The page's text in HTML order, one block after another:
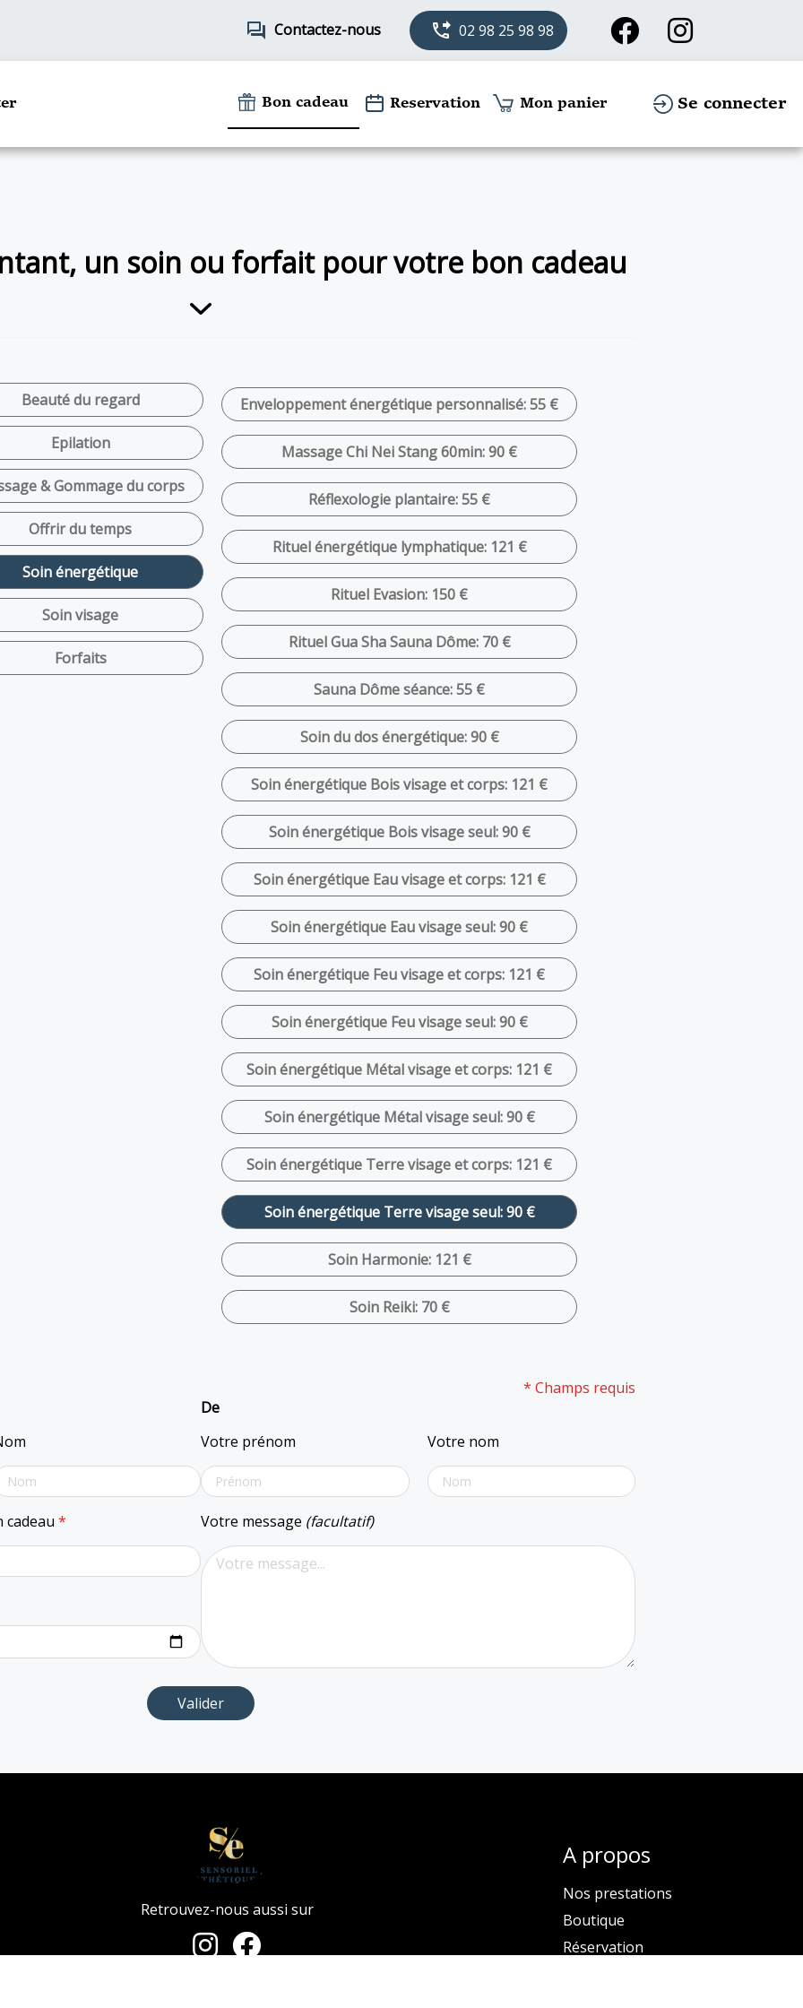
forum Contactez-nous phone_forwarded 02 98 25 98 98
Bon cadeau Reservation Mon panier Se connecter
un soin ou forfait pour votre bon cadeau
Beauté du regard
Epilation
& Gommage du corps
Offrir du temps
Soin énergétique
Soin visage
Forfaits
Enveloppement énergétique personnalisé: 55 €
Massage Chi Nei Stang 60min: 90 €
Réflexologie plantaire: 55 €
Rituel énergétique lymphatique: 121 €
Rituel Evasion: 150 €
Rituel Gua Sha Sauna Dôme: 70 €
Sauna Dôme séance: 55 €
Soin du dos énergétique: 90 €
Soin énergétique Bois visage et corps: 121 €
Soin énergétique Bois visage seul: 90 €
Soin énergétique Eau visage et corps: 121 €
Soin énergétique Eau visage seul: 90 €
Soin énergétique Feu visage et corps: 121 €
Soin énergétique Feu visage seul: 90 €
Soin énergétique Métal visage et corps: 121 €
Soin énergétique Métal visage seul: 90 €
Soin énergétique Terre visage et corps: 121 €
Soin énergétique Terre visage seul: 90 €
Soin Harmonie: 121 €
Soin Reiki: 70 €
* Champs requis
cadeau *
De
Votre prénom
Votre nom
Votre message (facultatif)
Retrouvez-nous aussi sur
A propos
Nos prestations
Boutique
Réservation